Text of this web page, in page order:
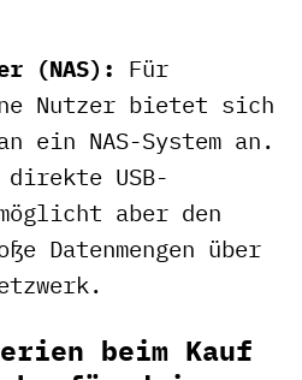
(NAS): Für
Nutzer bietet sich
ein NAS-System an.
USB-
aber den
Datenmengen über
beim Kauf